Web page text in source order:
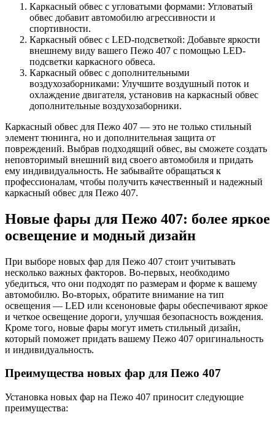
Каркасный обвес с угловатыми формами: Угловатый
обвес добавит автомобилю агрессивности и
спортивности.
Каркасный обвес с LED-подсветкой: Добавьте яркости
внешнему виду вашего Пежо 407 с помощью LED-
подсветки каркасного обвеса.
Каркасный обвес с дополнительными
воздухозаборниками: Улучшите воздушный поток и
охлаждение двигателя, установив на каркасный обвес
дополнительные воздухозаборники.
Каркасный обвес для Пежо 407 — это не только стильный
элемент тюнинга, но и дополнительная защита от
повреждений. Выбрав подходящий обвес, вы сможете создать
неповторимый внешний вид своего автомобиля и придать
ему индивидуальность. Не забывайте обращаться к
профессионалам, чтобы получить качественный и надежный
каркасный обвес для Пежо 407.
Новые фары для Пежо 407: более яркое
освещение и модный дизайн
При выборе новых фар для Пежо 407 стоит учитывать
несколько важных факторов. Во-первых, необходимо
убедиться, что они подходят по размерам и форме к вашему
автомобилю. Во-вторых, обратите внимание на тип
освещения — LED или ксеноновые фары обеспечивают яркое
и четкое освещение дороги, улучшая безопасность вождения.
Кроме того, новые фары могут иметь стильный дизайн,
который поможет придать вашему Пежо 407 оригинальность
и индивидуальность.
Преимущества новых фар для Пежо 407
Установка новых фар на Пежо 407 приносит следующие
преимущества: